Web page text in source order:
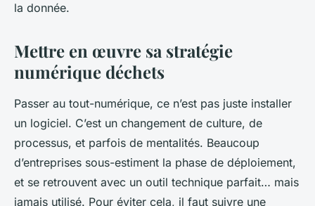
la donnée.
Mettre en œuvre sa stratégie
numérique déchets
Passer au tout-numérique, ce n’est pas juste installer
un logiciel. C’est un changement de culture, de
processus, et parfois de mentalités. Beaucoup
d’entreprises sous-estiment la phase de déploiement,
et se retrouvent avec un outil technique parfait… mais
jamais utilisé. Pour éviter cela, il faut suivre une